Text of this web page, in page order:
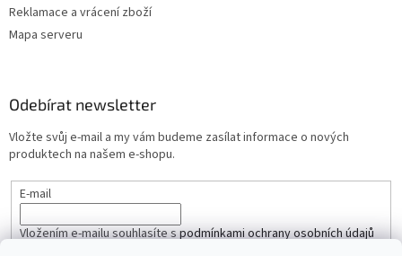
Reklamace a vrácení zboží
Mapa serveru
Odebírat newsletter
Vložte svůj e-mail a my vám budeme zasílat informace o nových
produktech na našem e-shopu.
E-mail
Vložením e-mailu souhlasíte spodmínkami ochrany osobních údajů